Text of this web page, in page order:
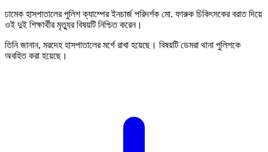
ঢামেক হাসপাতালের পুলিশ ক্যাম্পের ইনচার্জ পরিদর্শক মো. ফারুক চিকিৎসকের বরাত দিয়ে
ওই দুই শিক্ষার্থীর মৃত্যুর বিষয়টি নিশ্চিত করেন।
তিনি জানান, মরদেহ হাসপাতালের মর্গে রাখা হয়েছে। বিষয়টি ডেমরা থানা পুলিশকে
অবহিত করা হয়েছে।